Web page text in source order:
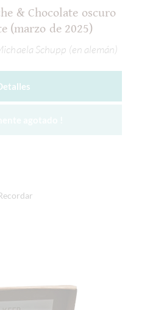
& Chocolate oscuro
(marzo de 2025)
Schupp (en alemán)